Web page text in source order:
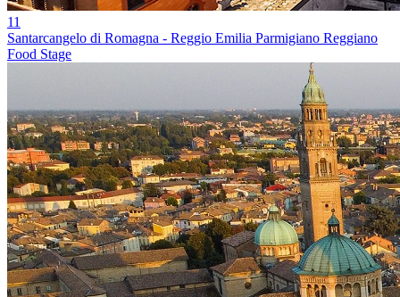
11
Santarcangelo di Romagna - Reggio Emilia Parmigiano Reggiano
Food Stage